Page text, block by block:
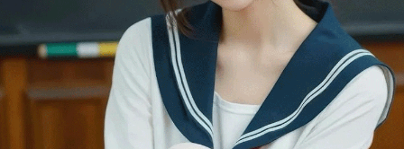
全部 大陆 香港 台湾 美国 韩国 日本